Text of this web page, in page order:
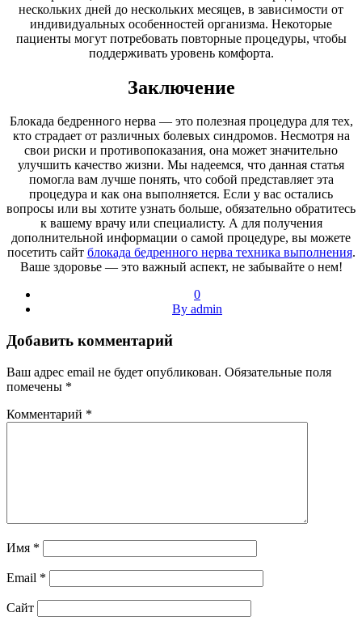
нескольких дней до нескольких месяцев, в зависимости от
индивидуальных особенностей организма. Некоторые
пациенты могут потребовать повторные процедуры, чтобы
поддерживать уровень комфорта.
Заключение
Блокада бедренного нерва — это полезная процедура для тех,
кто страдает от различных болевых синдромов. Несмотря на
свои риски и противопоказания, она может значительно
улучшить качество жизни. Мы надеемся, что данная статья
помогла вам лучше понять, что собой представляет эта
процедура и как она выполняется. Если у вас остались
вопросы или вы хотите узнать больше, обязательно обратитесь
к вашему врачу или специалисту. А для получения
дополнительной информации о самой процедуре, вы можете
посетить сайт блокада бедренного нерва техника выполнения.
Ваше здоровье — это важный аспект, не забывайте о нем!
0
By admin
Добавить комментарий
Ваш адрес email не будет опубликован. Обязательные поля
помечены *
Комментарий *
Имя *
Email *
Сайт